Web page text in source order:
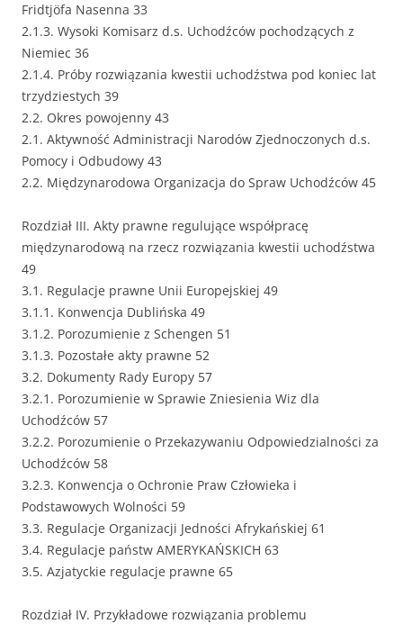
Fridtjöfa Nasenna 33
2.1.3. Wysoki Komisarz d.s. Uchodźców pochodzących z
Niemiec 36
2.1.4. Próby rozwiązania kwestii uchodźstwa pod koniec lat
trzydziestych 39
2.2. Okres powojenny 43
2.1. Aktywność Administracji Narodów Zjednoczonych d.s.
Pomocy i Odbudowy 43
2.2. Międzynarodowa Organizacja do Spraw Uchodźców 45
Rozdział III. Akty prawne regulujące współpracę
międzynarodową na rzecz rozwiązania kwestii uchodźstwa
49
3.1. Regulacje prawne Unii Europejskiej 49
3.1.1. Konwencja Dublińska 49
3.1.2. Porozumienie z Schengen 51
3.1.3. Pozostałe akty prawne 52
3.2. Dokumenty Rady Europy 57
3.2.1. Porozumienie w Sprawie Zniesienia Wiz dla
Uchodźców 57
3.2.2. Porozumienie o Przekazywaniu Odpowiedzialności za
Uchodźców 58
3.2.3. Konwencja o Ochronie Praw Człowieka i
Podstawowych Wolności 59
3.3. Regulacje Organizacji Jedności Afrykańskiej 61
3.4. Regulacje państw AMERYKAŃSKICH 63
3.5. Azjatyckie regulacje prawne 65
Rozdział IV. Przykładowe rozwiązania problemu